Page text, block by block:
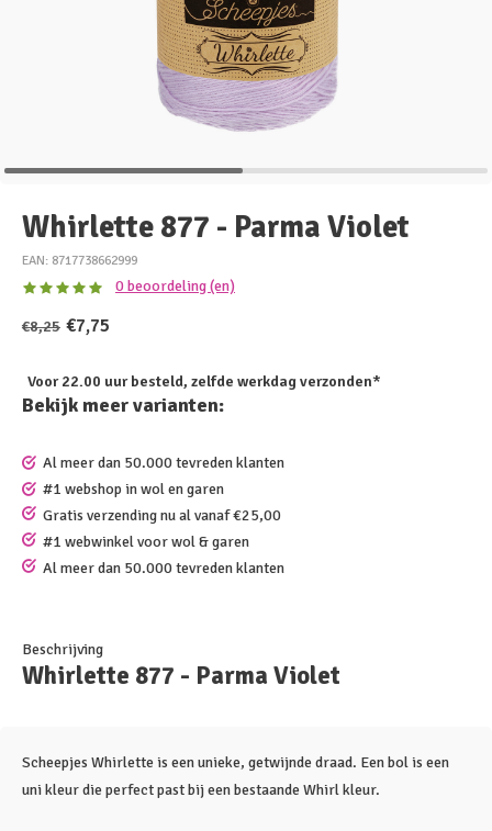
Whirlette 877 - Parma Violet
EAN: 8717738662999
0 beoordeling (en)
€8,25 €7,75
Voor 22.00 uur besteld, zelfde werkdag verzonden*
Bekijk meer varianten:
Al meer dan 50.000 tevreden klanten
#1 webshop in wol en garen
Gratis verzending nu al vanaf €25,00
#1 webwinkel voor wol & garen
Al meer dan 50.000 tevreden klanten
Beschrijving
Whirlette 877 - Parma Violet
Scheepjes Whirlette is een unieke, getwijnde draad. Een bol is een
uni kleur die perfect past bij een bestaande Whirl kleur.